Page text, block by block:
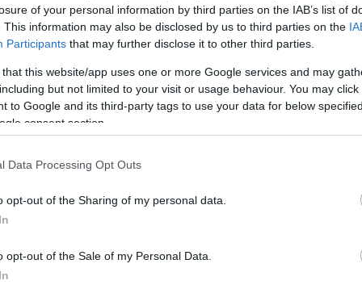
of your personal information by third parties on the IAB’s list of
This information may also be disclosed by us to third parties on the
Participants that may further disclose it to other third parties.
that this website/app uses one or more Google services and may
but not limited to your visit or usage behaviour. You may
to Google and its third-party tags to use your data for below
consent section.
Data Processing Opt Outs
opt-out of the Sharing of my personal data.
opt-out of the Sale of my Personal Data.
le fantastiche formazioni granitiche di
con tanti tanti bellissimi scorci sulle
profumi della macchia mediterranea e del
3557488